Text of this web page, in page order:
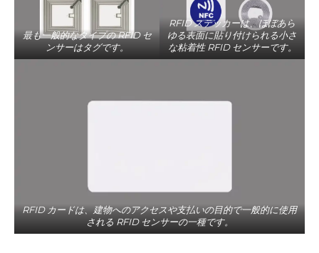
最も一般的なタイプの RFID セ
ンサーはタグです。
RFID ステッカーは、ほぼあら
ゆる表面に貼り付けられる小さ
な粘着性 RFID センサーです。
RFID カードは、建物へのアクセスや支払いの目的で一般的に使用
される RFID センサーの一種です。